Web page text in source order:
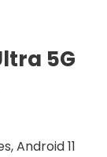
5G
Android 11